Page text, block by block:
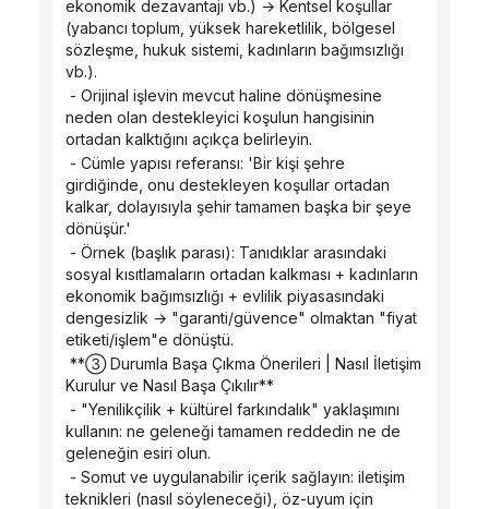
ekonomik dezavantajı vb.) → Kentsel koşullar
(yabancı toplum, yüksek hareketlilik, bölgesel
sözleşme, hukuk sistemi, kadınların bağımsızlığı
vb.).
neden olan destekleyici koşulun hangisinin
ortadan kalktığını açıkça belirleyin.
girdiğinde, onu destekleyen koşullar ortadan
kalkar, dolayısıyla şehir tamamen başka bir şeye
dönüşür.'
sosyal kısıtlamaların ortadan kalkması + kadınların
ekonomik bağımsızlığı + evlilik piyasasındaki
dengesizlik → "garanti/güvence" olmaktan "fiyat
etiketi/işlem"e dönüştü.
Kurulur ve Nasıl Başa Çıkılır**
kullanın: ne geleneği tamamen reddedin ne de
geleneğin esiri olun.
teknikleri (nasıl söyleneceği), öz-uyum için